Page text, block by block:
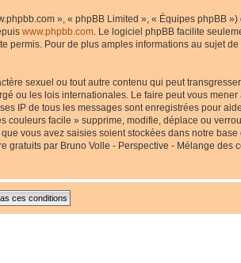
», « phpBB Limited », « Équipes phpBB »)
www.phpbb.com . Le logiciel phpBB facilite
permis. Pour de plus amples informations au sujet
sexuel ou tout autre contenu qui peut
ou les lois internationales. Le faire peut vous
IP de tous les messages sont enregistrées pour
facile » supprime, modifie, déplace ou
vous avez saisies soient stockées dans notre
par Bruno Volle - Perspective - Mélange des